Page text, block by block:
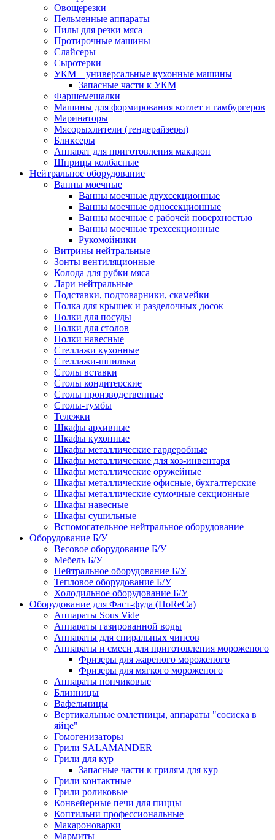
Овощерезки
Пельменные аппараты
Пилы для резки мяса
Протирочные машины
Слайсеры
Сыротерки
УКМ – универсальные кухонные машины
Запасные части к УКМ
Фаршемешалки
Машины для формирования котлет и гамбургеров
Маринаторы
Мясорыхлители (тендерайзеры)
Бликсеры
Аппарат для приготовления макарон
Шприцы колбасные
Нейтральное оборудование
Ванны моечные
Ванны моечные двухсекционные
Ванны моечные односекционные
Ванны моечные с рабочей поверхностью
Ванны моечные трехсекционные
Рукомойники
Витрины нейтральные
Зонты вентиляционные
Колода для рубки мяса
Лари нейтральные
Подставки, подтоварники, скамейки
Полка для крышек и разделочных досок
Полки для посуды
Полки для столов
Полки навесные
Стеллажи кухонные
Стеллажи-шпилька
Столы вставки
Столы кондитерские
Столы производственные
Столы-тумбы
Тележки
Шкафы архивные
Шкафы кухонные
Шкафы металлические гардеробные
Шкафы металлические для хоз-инвентаря
Шкафы металлические оружейные
Шкафы металлические офисные, бухгалтерские
Шкафы металлические сумочные секционные
Шкафы навесные
Шкафы сушильные
Вспомогательное нейтральное оборудование
Оборудование Б/У
Весовое оборудование Б/У
Мебель Б/У
Нейтральное оборудование Б/У
Тепловое оборудование Б/У
Холодильное оборудование Б/У
Оборудование для Фаст-фуда (HoReCa)
Аппараты Sous Vide
Аппараты газированной воды
Аппараты для спиральных чипсов
Аппараты и смеси для приготовления мороженого
Фризеры для жареного мороженого
Фризеры для мягкого мороженого
Аппараты пончиковые
Блинницы
Вафельницы
Вертикальные омлетницы, аппараты "сосиска в
яйце"
Гомогенизаторы
Грили SALAMANDER
Грили для кур
Запасные части к грилям для кур
Грили контактные
Грили роликовые
Конвейерные печи для пиццы
Коптильни профессиональные
Макароноварки
Мармиты